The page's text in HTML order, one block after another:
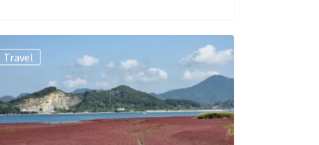
Travel